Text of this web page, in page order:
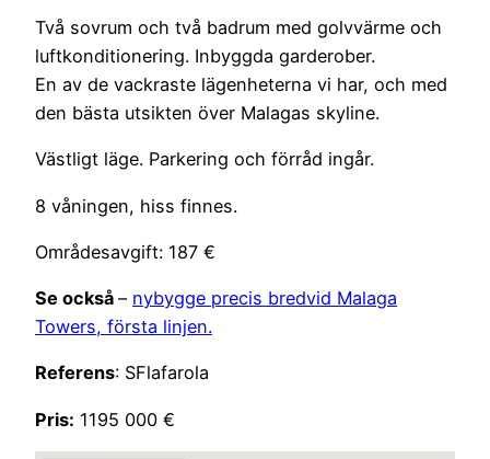
Två sovrum och två badrum med golvvärme och
luftkonditionering. Inbyggda garderober.
En av de vackraste lägenheterna vi har, och med
den bästa utsikten över Malagas skyline.
Västligt läge. Parkering och förråd ingår.
8 våningen, hiss finnes.
Områdesavgift: 187 €
Se också – nybygge precis bredvid Malaga
Towers, första linjen.
Referens: SFlafarola
Pris: 1195 000 €